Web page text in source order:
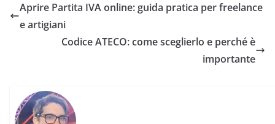
Aprire Partita IVA online: guida pratica per freelance
e artigiani
Codice ATECO: come sceglierlo e perché è
importante